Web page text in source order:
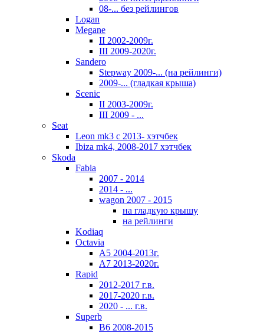
08-... без рейлингов
Logan
Megane
II 2002-2009г.
III 2009-2020г.
Sandero
Stepway 2009-... (на рейлинги)
2009-... (гладкая крыша)
Scenic
II 2003-2009г.
III 2009 - ...
Seat
Leon mk3 с 2013- хэтчбек
Ibiza mk4, 2008-2017 хэтчбек
Skoda
Fabia
2007 - 2014
2014 - ...
wagon 2007 - 2015
на гладкую крышу
на рейлинги
Kodiaq
Octavia
A5 2004-2013г.
A7 2013-2020г.
Rapid
2012-2017 г.в.
2017-2020 г.в.
2020 - ... г.в.
Superb
В6 2008-2015